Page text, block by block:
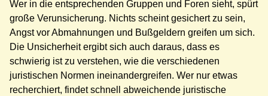
Wer in die entsprechenden Gruppen und Foren sieht, spürt
große Verunsicherung. Nichts scheint gesichert zu sein,
Angst vor Abmahnungen und Bußgeldern greifen um sich.
Die Unsicherheit ergibt sich auch daraus, dass es
schwierig ist zu verstehen, wie die verschiedenen
juristischen Normen ineinandergreifen. Wer nur etwas
recherchiert, findet schnell abweichende juristische